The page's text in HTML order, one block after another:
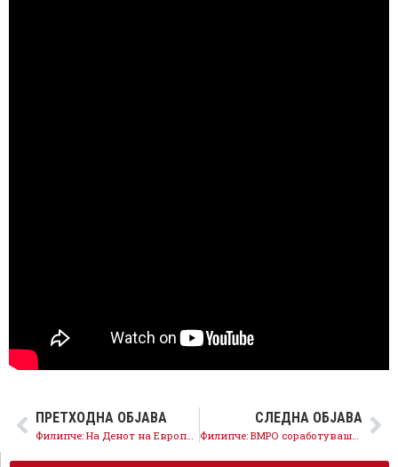
ПРЕТХОДНА ОБЈАВА
Филипче: На Денот на Европа, Мицкоски е персона нон грата
СЛЕДНА ОБЈАВА
Филипче: ВМРО соработуваше со фашистите, денес ја продолжува истата Гебелсова пропаганда